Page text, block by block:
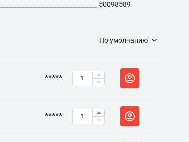
50098589
По умолчанию
*****
*****